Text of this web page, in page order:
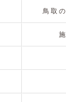
鳥取